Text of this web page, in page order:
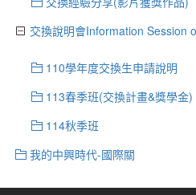
交換說明會Information Session
110學年度交換生申請說明
113春季班(交換計畫&獎學金)
114秋季班
我的中興時代-國際關